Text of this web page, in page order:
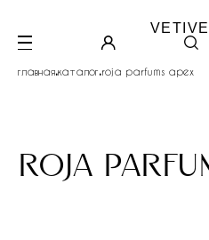
главная.каталог.roja parfums apex
roja